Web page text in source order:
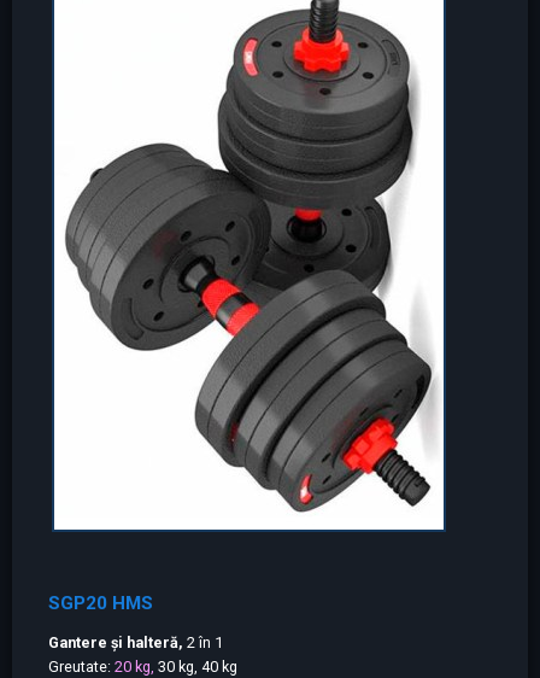
SGP20 HMS
Gantere și halteră, 2 în 1
Greutate: 20 kg, 30 kg, 40 kg